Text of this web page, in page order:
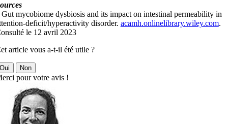
Gut mycobiome dysbiosis and its impact on intestinal permeability in
deficit/hyperactivity disorder. acamh.onlinelibrary.wiley.com.
le 12 avril 2023
article vous a-t-il été utile ?
Non
pour votre avis !